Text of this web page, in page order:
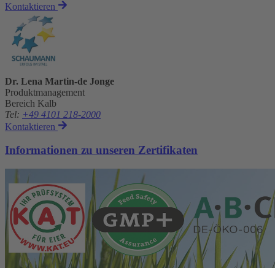
Kontaktieren
Dr. Lena Martin-de Jonge
Produktmanagement
Bereich Kalb
Tel: +49 4101 218-2000
Kontaktieren
Informationen zu unseren Zertifikaten